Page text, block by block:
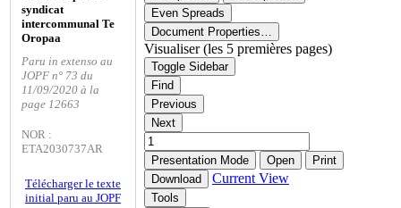
syndicat
intercommunal Te
Oropaa
Paru in extenso au
JOPF n° 73 du
11/09/2020 à la
page 12663
NOR :
ETA2030737AR
Télécharger le texte
initial paru au JOPF
Even Spreads
Document Properties…
Visualiser (les 5 premières pages)
Toggle Sidebar
Find
Previous
Next
Presentation Mode Open
Print
Download
Current View
Tools